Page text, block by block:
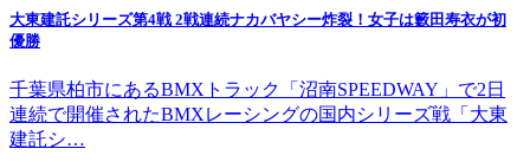
大東建託シリーズ第4戦 2戦連続ナカバヤシー炸裂！女子は籔田寿衣が初
優勝
千葉県柏市にあるBMXトラック「沼南SPEEDWAY」で2日
連続で開催されたBMXレーシングの国内シリーズ戦「大東
建託シ…